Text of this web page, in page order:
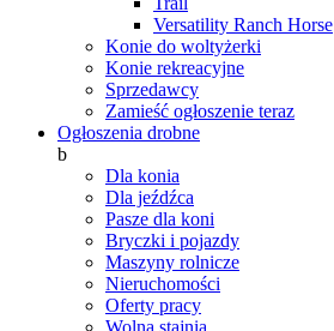
Versatility Ranch Horse
Konie do woltyżerki
Konie rekreacyjne
Sprzedawcy
Zamieść ogłoszenie teraz
Ogłoszenia drobne
b
Dla konia
Dla jeźdźca
Pasze dla koni
Bryczki i pojazdy
Maszyny rolnicze
Nieruchomości
Oferty pracy
Wolna stajnia